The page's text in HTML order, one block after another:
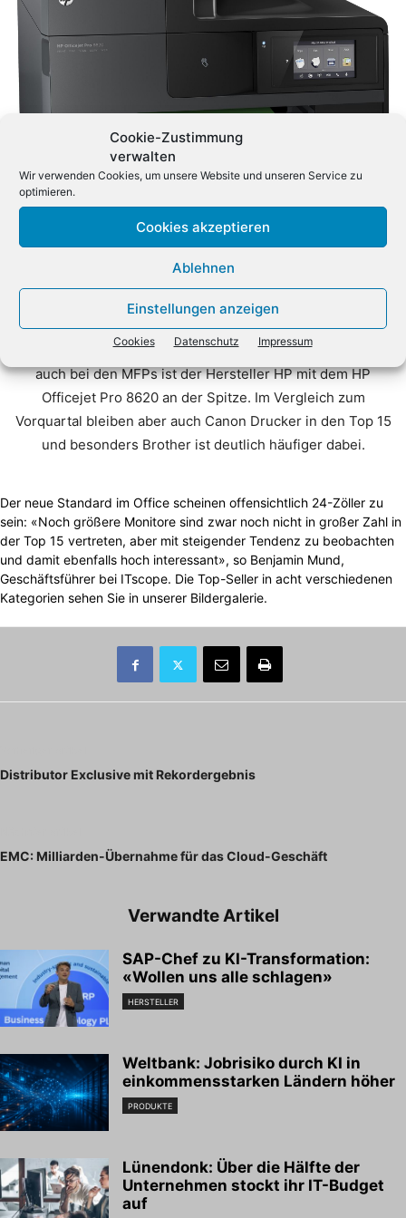
Cookie-Zustimmung
verwalten
Wir verwenden Cookies, um unsere Website und unseren Service zu
optimieren.
Cookies akzeptieren
Ablehnen
Einstellungen anzeigen
Cookies Datenschutz Impressum
Bild 8 von 8
Multifunktionsgeräte: Nicht nur bei den Druckern, sondern
auch bei den MFPs ist der Hersteller HP mit dem HP
Officejet Pro 8620 an der Spitze. Im Vergleich zum
Vorquartal bleiben aber auch Canon Drucker in den Top 15
und besonders Brother ist deutlich häufiger dabei.
Der neue Standard im Office scheinen offensichtlich 24-Zöller zu
sein: «Noch größere Monitore sind zwar noch nicht in großer Zahl in
der Top 15 vertreten, aber mit steigender Tendenz zu beobachten
und damit ebenfalls hoch interessant», so Benjamin Mund,
Geschäftsführer bei ITscope. Die Top-Seller in acht verschiedenen
Kategorien sehen Sie in unserer Bildergalerie.
Distributor Exclusive mit Rekordergebnis
EMC: Milliarden-Übernahme für das Cloud-Geschäft
Verwandte Artikel
SAP-Chef zu KI-Transformation:
«Wollen uns alle schlagen»
HERSTELLER
Weltbank: Jobrisiko durch KI in
einkommensstarken Ländern höher
PRODUKTE
Lünendonk: Über die Hälfte der
Unternehmen stockt ihr IT-Budget
auf